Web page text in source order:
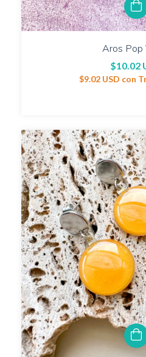
Aros Pop
$10.02
$9.02 USD con